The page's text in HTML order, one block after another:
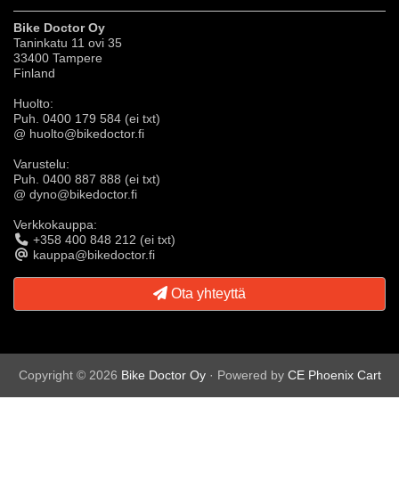
Bike Doctor Oy
Taninkatu 11 ovi 35
33400 Tampere
Finland
Huolto:
Puh. 0400 179 584 (ei txt)
@ huolto@bikedoctor.fi
Varustelu:
Puh. 0400 887 888 (ei txt)
@ dyno@bikedoctor.fi
Verkkokauppa:
+358 400 848 212 (ei txt)
kauppa@bikedoctor.fi
Ota yhteyttä
Copyright © 2026 Bike Doctor Oy· Powered by CE Phoenix Cart